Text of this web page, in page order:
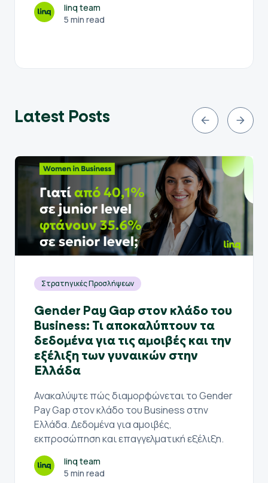
linq team
5 min read
Latest Posts
Στρατηγικές Προσλήψεων
Gender Pay Gap στον κλάδο του
Business: Τι αποκαλύπτουν τα
δεδομένα για τις αμοιβές και την
εξέλιξη των γυναικών στην
Ελλάδα
Ανακαλύψτε πώς διαμορφώνεται το Gender
Pay Gap στον κλάδο του Business στην
Ελλάδα. Δεδομένα για αμοιβές,
εκπροσώπηση και επαγγελματική εξέλιξη.
linq team
5 min read